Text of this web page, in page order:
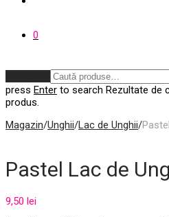
0
press Enter to search Rezultate de
produs.
Magazin/Unghii/Lac de Unghii/
Pastel Lac de
9,50 lei